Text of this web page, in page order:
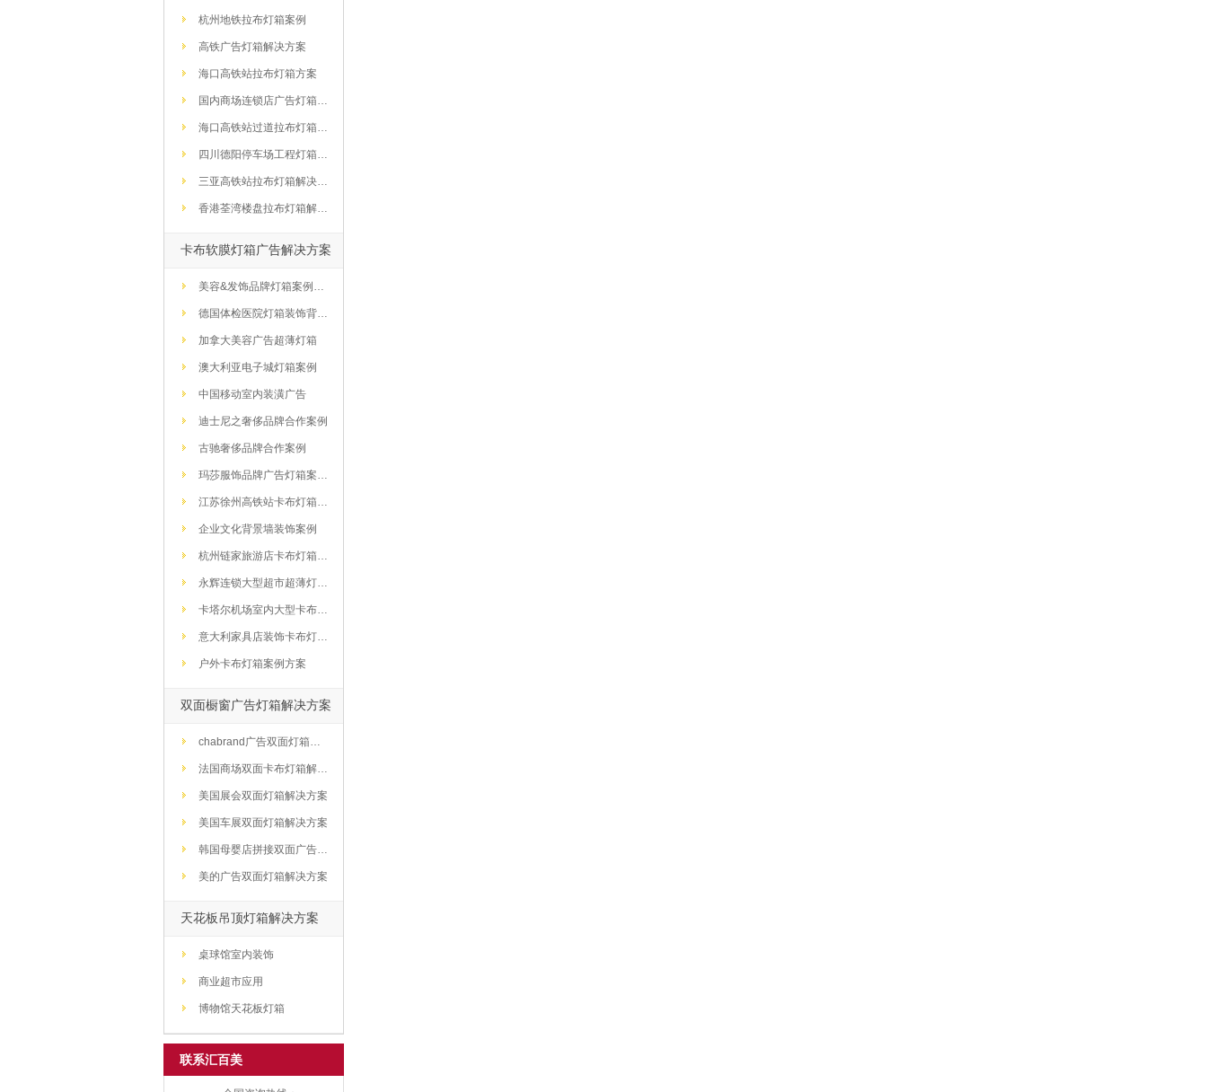
杭州地铁拉布灯箱案例
高铁广告灯箱解决方案
海口高铁站拉布灯箱方案
国内商场连锁店广告灯箱解决方案
海口高铁站过道拉布灯箱方案
四川德阳停车场工程灯箱解决方案
三亚高铁站拉布灯箱解决方案
香港荃湾楼盘拉布灯箱解决方案
卡布软膜灯箱广告解决方案
美容&发饰品牌灯箱案例方案
德国体检医院灯箱装饰背景墙方案
加拿大美容广告超薄灯箱
澳大利亚电子城灯箱案例
中国移动室内装潢广告
迪士尼之奢侈品牌合作案例
古驰奢侈品牌合作案例
玛莎服饰品牌广告灯箱案例方案
江苏徐州高铁站卡布灯箱案例
企业文化背景墙装饰案例
杭州链家旅游店卡布灯箱案例
永辉连锁大型超市超薄灯箱方案
卡塔尔机场室内大型卡布灯箱解决
意大利家具店装饰卡布灯箱解决方案
户外卡布灯箱案例方案
双面橱窗广告灯箱解决方案
chabrand广告双面灯箱解决方案
法国商场双面卡布灯箱解决方案
美国展会双面灯箱解决方案
美国车展双面灯箱解决方案
韩国母婴店拼接双面广告灯箱解决方案
美的广告双面灯箱解决方案
天花板吊顶灯箱解决方案
桌球馆室内装饰
商业超市应用
博物馆天花板灯箱
联系汇百美